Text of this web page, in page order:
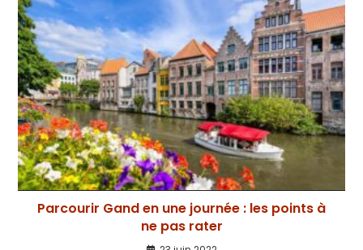
Parcourir Gand en une journée : les points à
ne pas rater